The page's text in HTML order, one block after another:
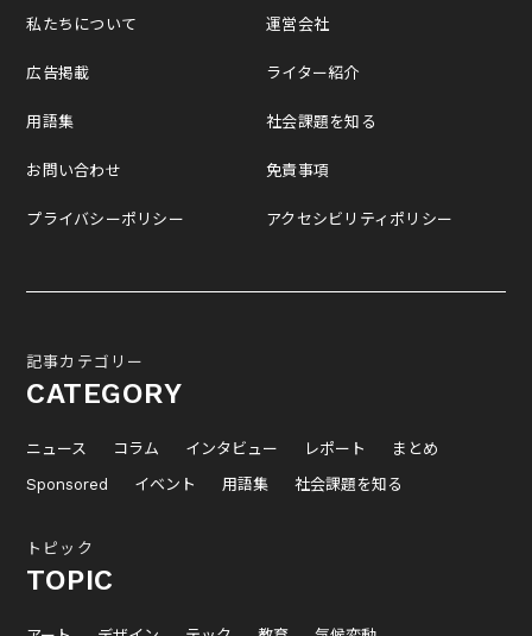
私たちについて
広告掲載
用語集
お問い合わせ
プライバシーポリシー
運営会社
ライター紹介
社会課題を知る
免責事項
アクセシビリティポリシー
記事カテゴリー
CATEGORY
ニュース コラム インタビュー レポート
まとめ
Sponsored
イベント 用語集 社会課題を知る
トピック
TOPIC